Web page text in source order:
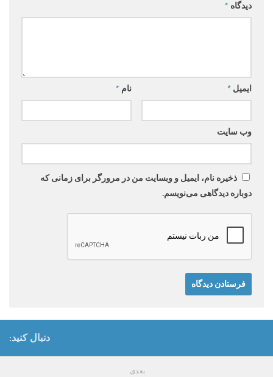
دیدگاه *
نام * ایمیل *
وب‌ سایت
ذخیره نام، ایمیل و وبسایت من در مرورگر برای زمانی که
دوباره دیدگاهی می‌نویسم.
دنبال کنید:
بعدی